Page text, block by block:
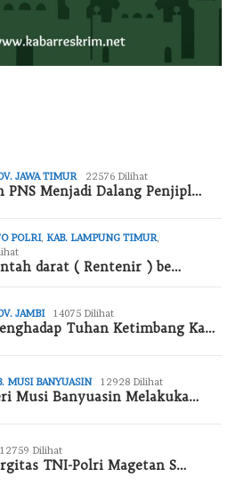
JAWA TIMUR 22576 Dilihat
PNS Menjadi Dalang Penjipl…
POLRI, KAB. LAMPUNG TIMUR,
darat ( Rentenir ) be…
JAMBI 14075 Dilihat
Tuhan Ketimbang Ka…
MUSI BANYUASIN 12928 Dilihat
Musi Banyuasin Melakuka…
12759 Dilihat
TNI-Polri Magetan S…